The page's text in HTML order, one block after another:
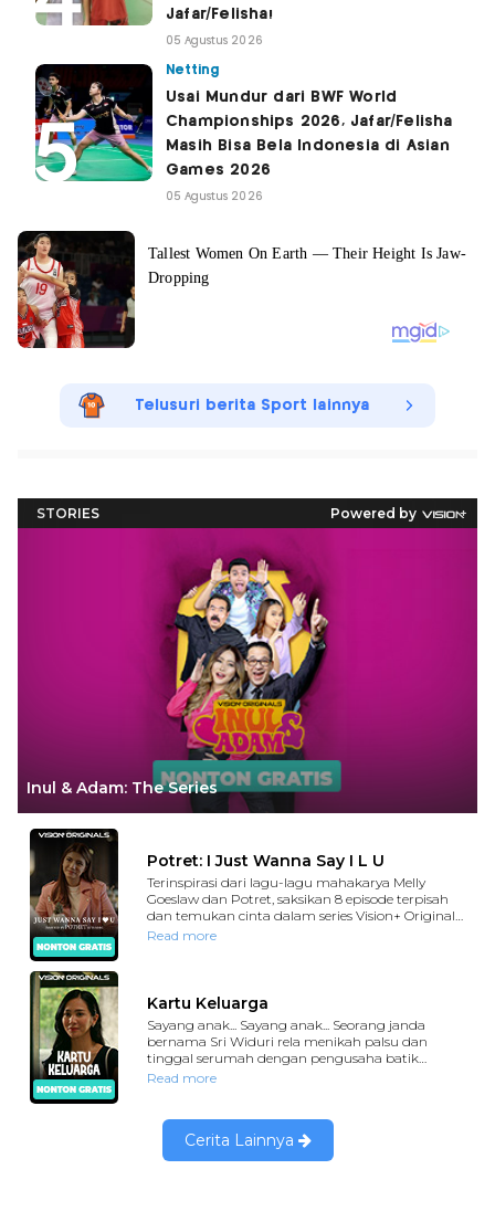
Jafar/Felisha!
05 Agustus 2026
Netting
Usai Mundur dari BWF World
Championships 2026, Jafar/Felisha
Masih Bisa Bela Indonesia di Asian
Games 2026
05 Agustus 2026
Telusuri berita Sport lainnya